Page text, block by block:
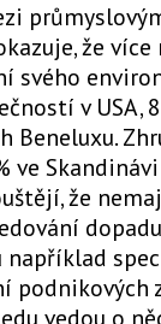
že
svého
v USA,
Beneluxu.
ve
že
vedou o